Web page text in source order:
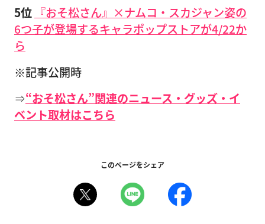
5位 『おそ松さん』×ナムコ・スカジャン姿の
6つ子が登場するキャラポップストアが4/22か
ら
※記事公開時
⇒“おそ松さん”関連のニュース・グッズ・イ
ベント取材はこちら
このページをシェア